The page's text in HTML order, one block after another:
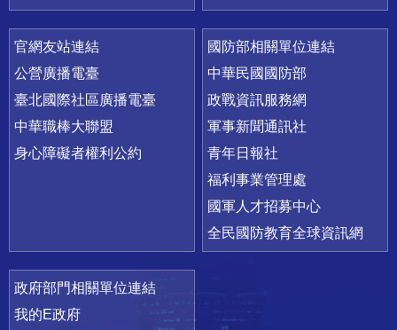
官網友站連結
公營廣播電臺
臺北國際社區廣播電臺
中華職棒大聯盟
身心障礙者權利公約
國防部相關單位連結
中華民國國防部
政戰資訊服務網
軍事新聞通訊社
青年日報社
福利事業管理處
國軍人才招募中心
全民國防教育全球資訊網
政府部門相關單位連結
我的E政府